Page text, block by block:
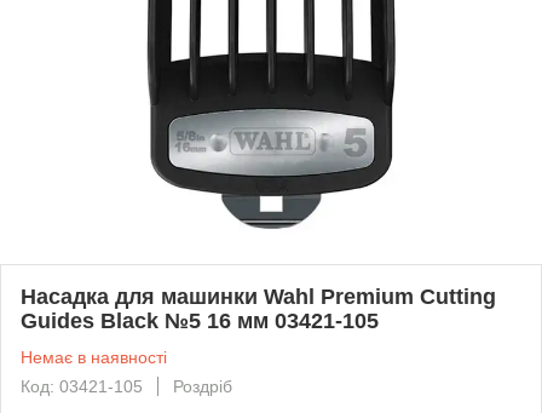
Насадка для машинки Wahl Premium Cutting
Guides Black №5 16 мм 03421-105
Немає в наявності
Код: 03421-105
Роздріб